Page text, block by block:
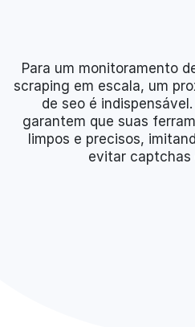
Para um monitoramento
scraping em escala, um
de seo é
garantem que suas
limpos e precisos,
evitar captchas